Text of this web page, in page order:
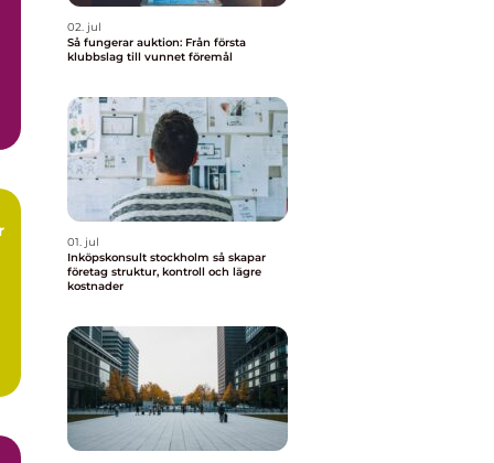
02. jul
Så fungerar auktion: Från första
klubbslag till vunnet föremål
01. jul
Inköpskonsult stockholm så skapar
företag struktur, kontroll och lägre
kostnader